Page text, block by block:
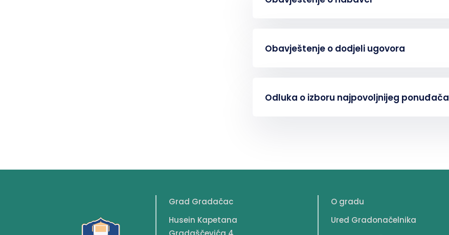
Obavještenje o dodjeli ugovora
Odluka o izboru najpovoljnijeg ponuđača
Grad Gradačac
Husein Kapetana
O gradu
Ured Gradonačelnika